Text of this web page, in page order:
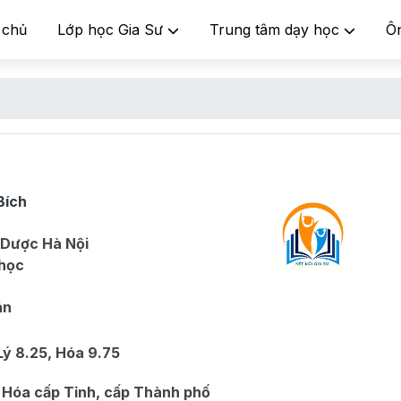
Lớp học Gia Sư Trung tâm dạy học
Hà Nội
8.25, Hóa 9.75
cấp Tỉnh, cấp Thành phố